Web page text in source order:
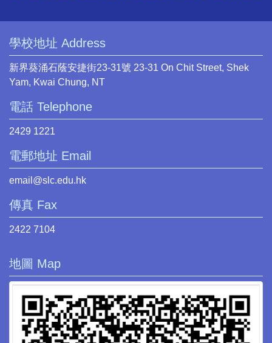
學校地址 Address
新界葵涌石蔭安捷街23-31號 23-31 On Chit Street, Shek
Yam, Kwai Chung, NT
電話 Telephone
2429 1221
電郵地址 Email
email@slc.edu.hk
傳真 Fax
2422 7104
地圖 Map